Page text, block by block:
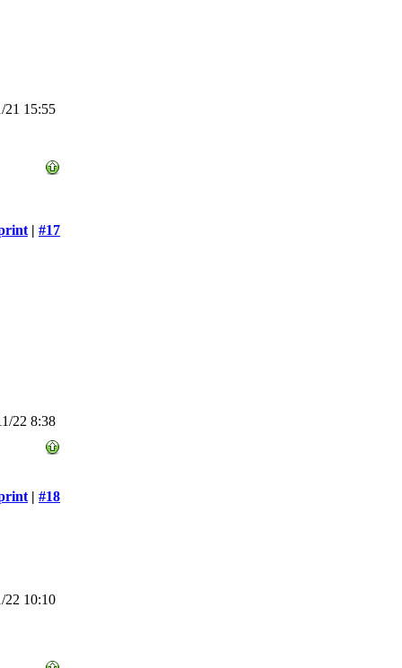
21 15:55
| #17
22 8:38
| #18
22 10:10